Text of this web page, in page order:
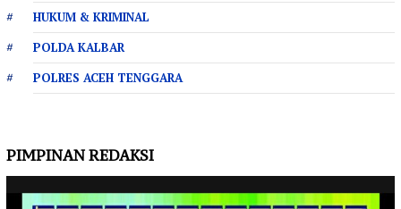
HUKUM & KRIMINAL
POLDA KALBAR
POLRES ACEH TENGGARA
PIMPINAN REDAKSI